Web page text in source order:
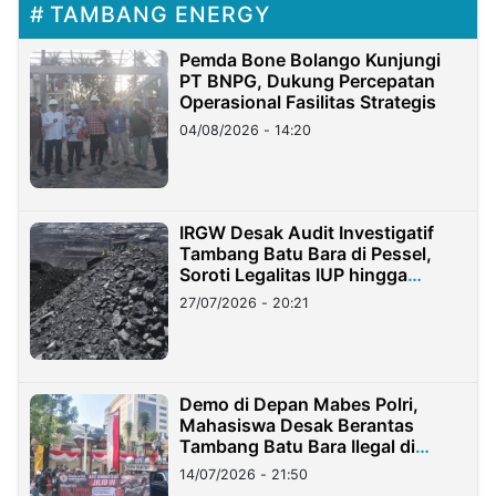
TAMBANG ENERGY
Pemda Bone Bolango Kunjungi
PT BNPG, Dukung Percepatan
Operasional Fasilitas Strategis
04/08/2026 - 14:20
IRGW Desak Audit Investigatif
Tambang Batu Bara di Pessel,
Soroti Legalitas IUP hingga
Stockpile
27/07/2026 - 20:21
Demo di Depan Mabes Polri,
Mahasiswa Desak Berantas
Tambang Batu Bara Ilegal di
Lampung
14/07/2026 - 21:50